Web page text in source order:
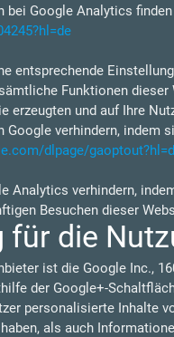
Google Analytics
entsprechende
Funktionen
erzeugten und auf Ihre
verhindern, indem
dlpage/
Analytics verhindern,
Besuchen dieser
die
ist die Google Inc.,
der Google+-
personalisierte Inhalte
als auch